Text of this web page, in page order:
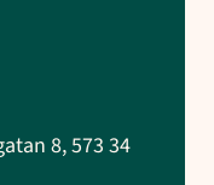
8, 573 34